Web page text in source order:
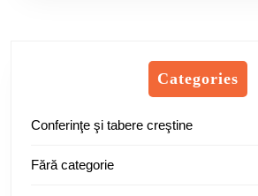
Categories
Conferinţe şi tabere creştine
Fără categorie